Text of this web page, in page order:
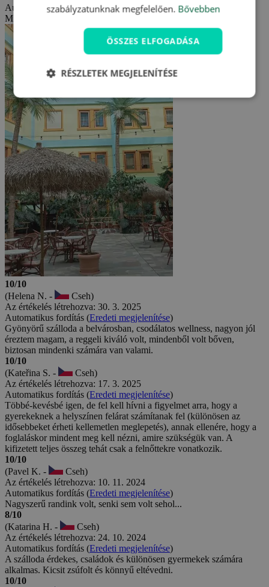
Automatikus fordítás (Eredeti megjelenítése)
Minden nagyszerű volt.
10/10
(Helena N. -
Cseh)
Az értékelés létrehozva: 30. 3. 2025
Automatikus fordítás (Eredeti megjelenítése)
Gyönyörű szálloda a belvárosban, csodálatos wellness, nagyon jól
éreztem magam, a reggeli kiváló volt, mindenből volt bőven,
biztosan mindenki számára van valami.
10/10
(Kateřina S. -
Cseh)
Az értékelés létrehozva: 17. 3. 2025
Automatikus fordítás (Eredeti megjelenítése)
Többé-kevésbé igen, de fel kell hívni a figyelmet arra, hogy a
gyerekeknek a helyszínen felárat számítanak fel (különösen az
idősebbeket érheti kellemetlen meglepetés), annak ellenére, hogy a
foglaláskor mindent meg kell nézni, amire szükségük van. A
kifizetett teljes összeg tehát csak a felnőttekre vonatkozik.
10/10
(Pavel K. -
Cseh)
Az értékelés létrehozva: 10. 11. 2024
Automatikus fordítás (Eredeti megjelenítése)
Nagyszerű randink volt, senki sem volt sehol...
8/10
(Katarina H. -
Cseh)
Az értékelés létrehozva: 24. 10. 2024
Automatikus fordítás (Eredeti megjelenítése)
A szálloda érdekes, családok és különösen gyermekek számára
alkalmas. Kicsit zsúfolt és könnyű eltévedni.
10/10
szabályzatunknak megfelelően. Bővebben
ÖSSZES ELFOGADÁSA
RÉSZLETEK MEGJELENÍTÉSE